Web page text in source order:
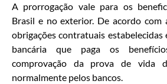
A prorrogação vale para os
Brasil e no exterior. De acordo
obrigações contratuais estabelecidas
bancária que paga os
comprovação da prova de vida
normalmente pelos bancos.